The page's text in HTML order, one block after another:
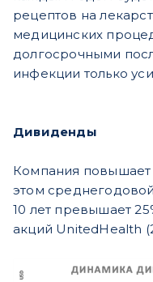
рецептов на
медицинских
долгосрочными
инфекции только
Дивиденды
Компания повышает
этом
10 лет превышает
акций UnitedHealth